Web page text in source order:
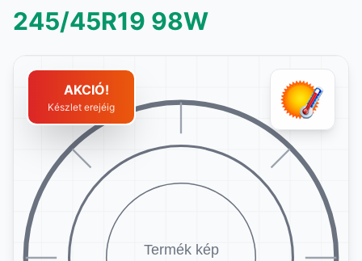
245/45R19 98W
AKCIÓ!
Készlet erejéig